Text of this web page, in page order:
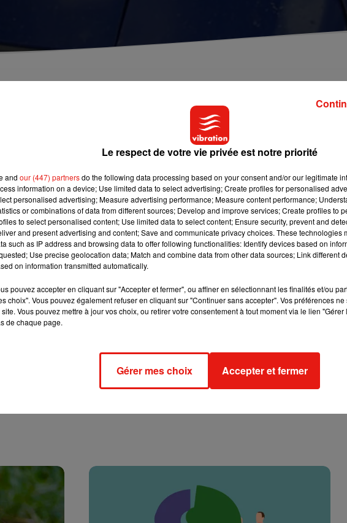
en prévision en Nouvelle-Aquitaine, en Centre-Val de Loire,
et en �}le de France.
en train. Le trafic ferroviaire sera totalement interrompu sur la ligne POLT
et dimanche. Cela fait suite à d’importants travaux de modernisation qui
en direction de Paris ou au départ de Paris, entre samedi 13h50 et
Orléans, vous devrez passer par Saint-Pierre des Corps soit deux heures de
solution, pensez à faire du covoiturage ou à voyager en bus. A tout
du trafic sur le site de la SNCF .
Le respect de votre vie privée est notre priorité
and our (447) partnersdo the following data processing based on your consent and/or our legitimate
information on a device; Use limited data to select advertising; Create profiles for personalised
personalised advertising; Measure advertising performance; Measure content performance;
or combinations of data from different sources; Develop and improve services; Create profiles to
to select personalised content; Use limited data to select content; Ensure security, prevent and
and present advertising and content; Save and communicate privacy choices. These technologies
such as IP address and browsing data to offer following functionalities: Identify devices based on
Use precise geolocation data; Match and combine data from other data sources; Link different
on information transmitted automatically.
pouvez accepter en cliquant sur "Accepter et fermer", ou affiner en sélectionnant les finalités et/ou
choix". Vous pouvez également refuser en cliquant sur "Continuer sans accepter". Vos préférences
site. Vous pouvez mettre à jour vos choix, ou retirer votre consentement à tout moment via le lien
de chaque page.
Gérer mes choix Accepter et fermer